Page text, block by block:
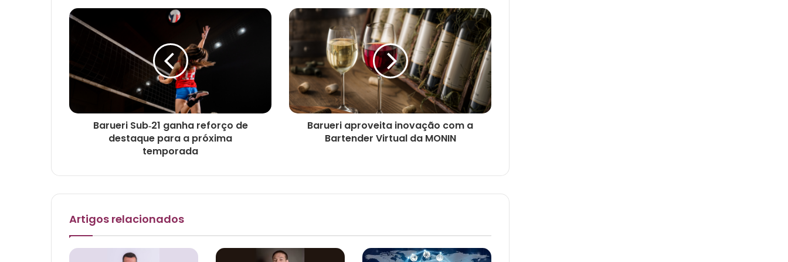
Barueri Sub‑21 ganha reforço de
destaque para a próxima
temporada
Barueri aproveita inovação com a
Bartender Virtual da MONIN
Artigos relacionados